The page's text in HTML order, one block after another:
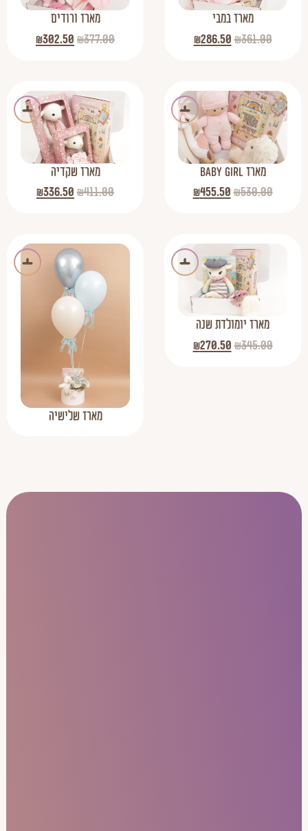
₪361.00
₪286.50
מארז במבי
₪377.00
₪302.50
מארז ורודים
₪530.00
₪455.50
מארז BABY GIRL
₪411.00
₪336.50
מארז שקדיה
₪345.00
₪270.50
מארז יומולדת שנה
מארז שלישיה